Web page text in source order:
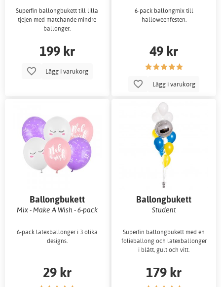
Superfin ballongbukett till lilla
tjejen med matchande mindre
ballonger.
199 kr
Lägg i varukorg
6-pack ballongmix till
halloweenfesten.
49 kr
Lägg i varukorg
Ballongbukett
Mix - Make A Wish - 6-pack
6-pack latexballonger i 3 olika
designs.
29 kr
Ballongbukett
Student
Superfin ballongbukett med en
folieballong och latexballonger
i blått, gult och vitt.
179 kr